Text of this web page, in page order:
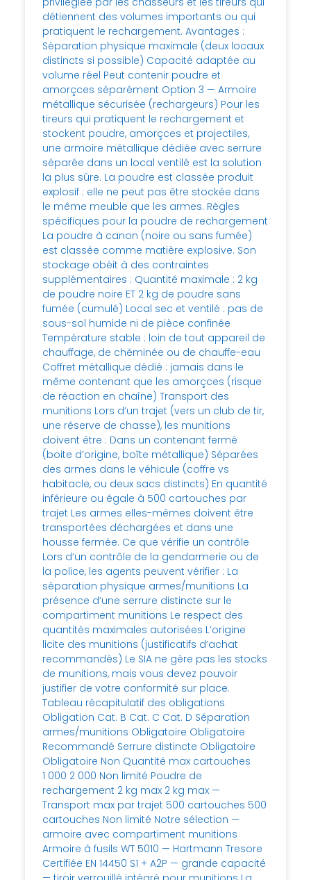
détiennent des volumes importants ou qui
pratiquent le rechargement. Avantages :
Séparation physique maximale (deux locaux
distincts si possible) Capacité adaptée au
volume réel Peut contenir poudre et
amorçces séparément Option 3 — Armoire
métallique sécurisée (rechargeurs) Pour les
tireurs qui pratiquent le rechargement et
stockent poudre, amorçces et projectiles,
une armoire métallique dédiée avec serrure
séparée dans un local ventilé est la solution
la plus sûre. La poudre est classée produit
explosif : elle ne peut pas être stockée dans
le même meuble que les armes. Règles
spécifiques pour la poudre de rechargement
La poudre à canon (noire ou sans fumée)
est classée comme matière explosive. Son
stockage obéit à des contraintes
supplémentaires : Quantité maximale : 2 kg
de poudre noire ET 2 kg de poudre sans
fumée (cumulé) Local sec et ventilé : pas de
sous-sol humide ni de pièce confinée
Température stable : loin de tout appareil de
chauffage, de chéminée ou de chauffe-eau
Coffret métallique dédié : jamais dans le
même contenant que les amorçces (risque
de réaction en chaîne) Transport des
munitions Lors d’un trajet (vers un club de tir,
une réserve de chasse), les munitions
doivent être : Dans un contenant fermé
(boite d’origine, boîte métallique) Séparées
des armes dans le véhicule (coffre vs
habitacle, ou deux sacs distincts) En quantité
inférieure ou égale à 500 cartouches par
trajet Les armes elles-mêmes doivent être
transportées déchargées et dans une
housse fermée. Ce que vérifie un contrôle
Lors d’un contrôle de la gendarmerie ou de
la police, les agents peuvent vérifier : La
séparation physique armes/munitions La
présence d’une serrure distincte sur le
compartiment munitions Le respect des
quantités maximales autorisées L’origine
licite des munitions (justificatifs d’achat
recommandés) Le SIA ne gère pas les stocks
de munitions, mais vous devez pouvoir
justifier de votre conformité sur place.
Tableau récapitulatif des obligations
Obligation Cat. B Cat. C Cat. D Séparation
armes/munitions Obligatoire Obligatoire
Recommandé Serrure distincte Obligatoire
Obligatoire Non Quantité max cartouches
1 000 2 000 Non limité Poudre de
rechargement 2 kg max 2 kg max —
Transport max par trajet 500 cartouches 500
cartouches Non limité Notre sélection —
armoire avec compartiment munitions
Armoire à fusils WT 5010 — Hartmann Tresore
Certifiée EN 14450 S1 + A2P — grande capacité